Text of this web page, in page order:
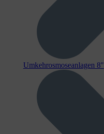
Umkehrosmoseanlagen 8"